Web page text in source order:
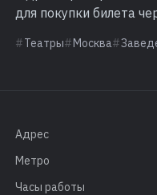
для покупки билета
Театры Москва
Адрес
Метро
Часы работы